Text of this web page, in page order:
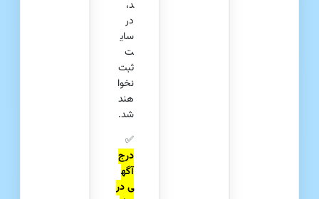
د،
در
سای
ت
ثبت
نخوا
هند
شد.
✅
درج
آگه
ی در